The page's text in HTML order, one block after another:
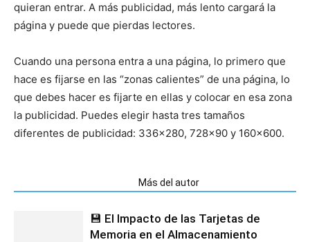
quieran entrar. A más publicidad, más lento cargará la
página y puede que pierdas lectores.
Cuando una persona entra a una página, lo primero que
hace es fijarse en las “zonas calientes” de una página, lo
que debes hacer es fijarte en ellas y colocar en esa zona
la publicidad. Puedes elegir hasta tres tamaños
diferentes de publicidad: 336×280, 728×90 y 160×600.
Más del autor
💾 El Impacto de las Tarjetas de
Memoria en el Almacenamiento